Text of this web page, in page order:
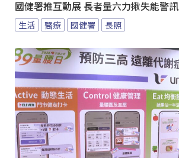
國健署推互動展 長者量六力揪失能警訊
生活 醫療 國健署 長照